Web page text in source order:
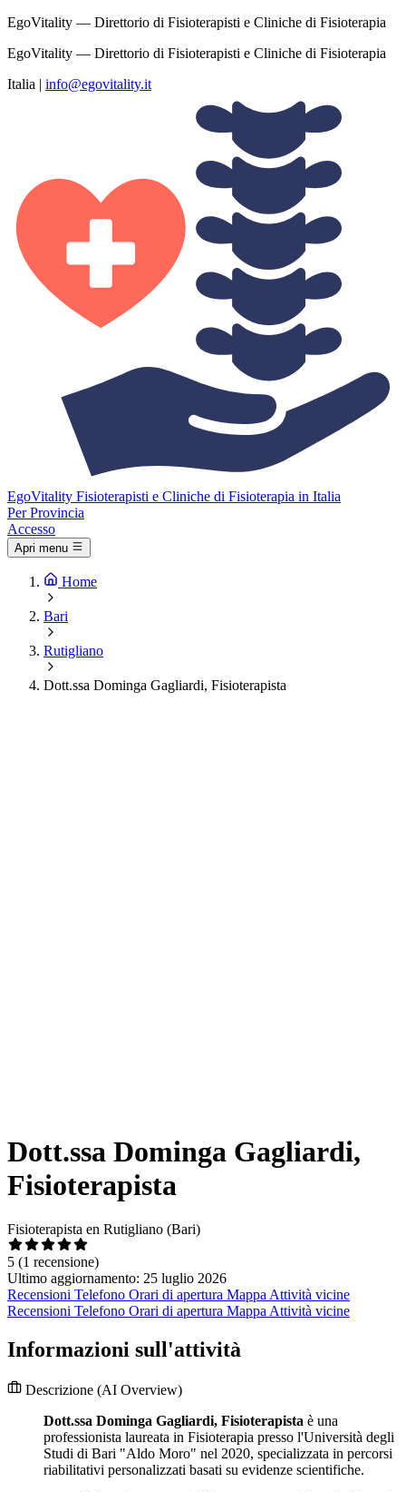
EgoVitality — Direttorio di Fisioterapisti e Cliniche di Fisioterapia
EgoVitality — Direttorio di Fisioterapisti e Cliniche di Fisioterapia
Italia | info@egovitality.it
EgoVitality Fisioterapisti e Cliniche di Fisioterapia in Italia
Per Provincia
Accesso
Apri menu
Home
Bari
Rutigliano
Dott.ssa Dominga Gagliardi, Fisioterapista
Dott.ssa Dominga Gagliardi,
Fisioterapista
Fisioterapista en Rutigliano (Bari)
5 (1 recensione)
Ultimo aggiornamento: 25 luglio 2026
Recensioni Telefono Orari di apertura Mappa Attività vicine
Recensioni Telefono Orari di apertura Mappa Attività vicine
Informazioni sull'attività
Descrizione (AI Overview)
Dott.ssa Dominga Gagliardi, Fisioterapista è una
professionista laureata in Fisioterapia presso l'Università degli
Studi di Bari "Aldo Moro" nel 2020, specializzata in percorsi
riabilitativi personalizzati basati su evidenze scientifiche.